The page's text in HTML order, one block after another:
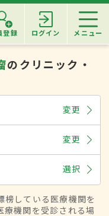
登録 ログイン メニュー
のクリニック・
変更
変更
選択
している医療機関を
療機関を受診される場